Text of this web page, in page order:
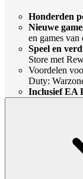
Honderden
Nieuwe
en games van
Speel en
Store met
Voordelen
Duty:
Inclusief EA